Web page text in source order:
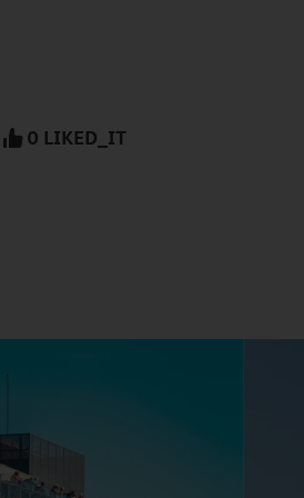
0 LIKED_IT